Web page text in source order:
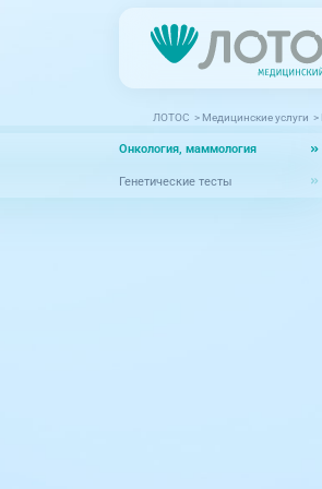
ЛОТОС > Медицинские услуги >
Онкология, маммология
Генетические тесты
МРТ (Магнитно-